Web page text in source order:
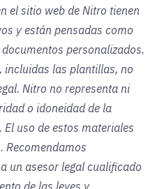
el sitio web de Nitro tienen
y están pensadas como
personalizados.
incluidas las plantillas, no
Nitro no representa ni
o idoneidad de la
uso de estos materiales
Recomendamos
un asesor legal cualificado